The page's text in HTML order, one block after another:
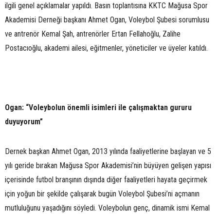
ilgili genel açıklamalar yapıldı. Basın toplantısına KKTC Mağusa Spor
Akademisi Derneği başkanı Ahmet Ogan, Voleybol Şubesi sorumlusu
ve antrenör Kemal Şah, antrenörler Ertan Fellahoğlu, Zalihe
Postacıoğlu, akademi ailesi, eğitmenler, yöneticiler ve üyeler katıldı.
Ogan: “Voleybolun önemli isimleri ile çalışmaktan gururu
duyuyorum”
Dernek başkan Ahmet Ogan, 2013 yılında faaliyetlerine başlayan ve 5
yılı geride bırakan Mağusa Spor Akademisi’nin büyüyen gelişen yapısı
içerisinde futbol branşının dışında diğer faaliyetleri hayata geçirmek
için yoğun bir şekilde çalışarak bugün Voleybol Şubesi’ni açmanın
mutluluğunu yaşadığını söyledi. Voleybolun genç, dinamik ismi Kemal